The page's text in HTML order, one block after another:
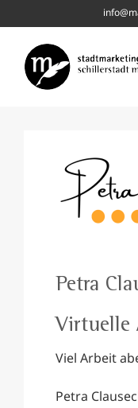
to
content
Petra
Virtuelle
Viel Arbeit
Petra